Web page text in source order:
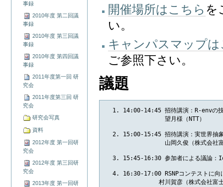
事録
2010年度 第二回議
事録
2010年度 第三回議
事録
2010年度 第四回議
事録
2011年度第一回 研
究会
2011年度第三回 研
究会
研究会写真
資料
2012年度 第一回研
究会
2012年度 第三回研
究会
2013年度 第一回研
開催場所はこちら を
い。
キャンパスマップ
ご参照下さい。
議題
1. 14:00-14:45 招待講演：R-envの技
                 望月様（NTT）
2. 15:00-15:45 招待講演：実世界抽
山岡久俊（株式会社
3. 15:45-16:30 参加者による議論：
4. 16:30-17:00 RSNPコンテストに向
　　　　　　村川賀彦（株式会社富